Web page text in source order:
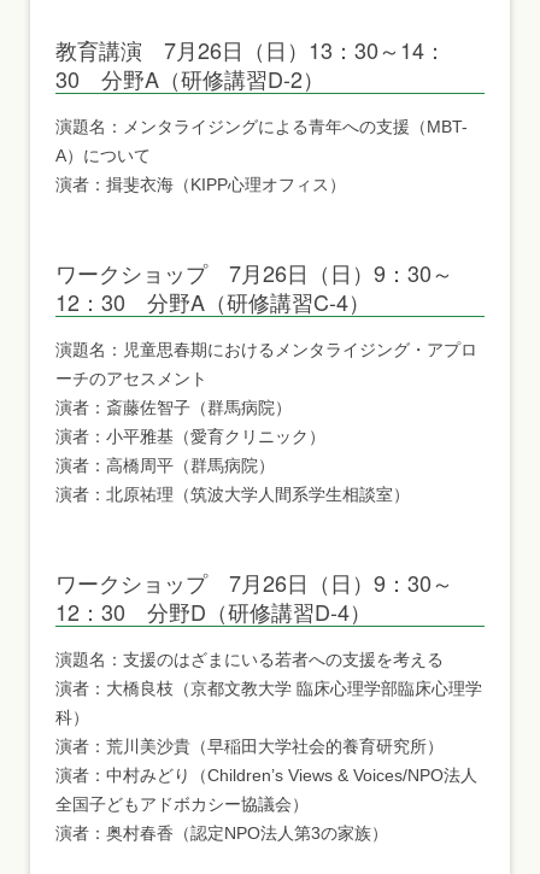
教育講演 7月26日（日）13：30～14：
30 分野A（研修講習D-2）
演題名：メンタライジングによる青年への支援（MBT-
A）について
演者：揖斐衣海（KIPP心理オフィス）
ワークショップ 7月26日（日）9：30～
12：30 分野A（研修講習C-4）
演題名：児童思春期におけるメンタライジング・アプロ
ーチのアセスメント
演者：斎藤佐智子（群馬病院）
演者：小平雅基（愛育クリニック）
演者：高橋周平（群馬病院）
演者：北原祐理（筑波大学人間系学生相談室）
ワークショップ 7月26日（日）9：30～
12：30 分野D（研修講習D-4）
演題名：支援のはざまにいる若者への支援を考える
演者：大橋良枝（京都文教大学 臨床心理学部臨床心理学
科）
演者：荒川美沙貴（早稲田大学社会的養育研究所）
演者：中村みどり（Children’s Views & Voices/NPO法人
全国子どもアドボカシー協議会）
演者：奥村春香（認定NPO法人第3の家族）